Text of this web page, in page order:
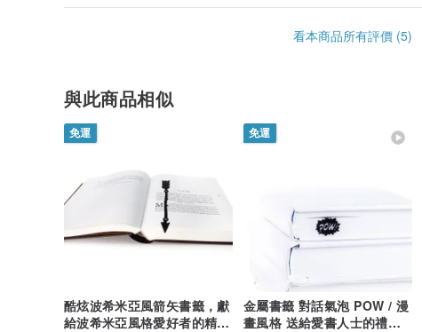
看本商品所有評價 (5)
與此商品相似
免運
酷炫波希米亞風箭矢書籤，獻
給波希米亞風格愛好者的精緻
免運
金屬書籤 對話氣泡 POW / 漫
畫風格 送給愛書人士的禮物